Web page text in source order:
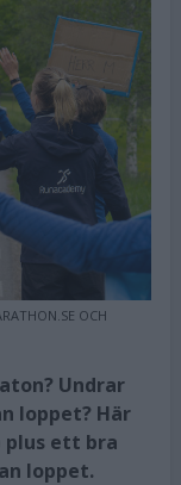
OCH
Undrar
loppet? Här
ett bra
loppet.